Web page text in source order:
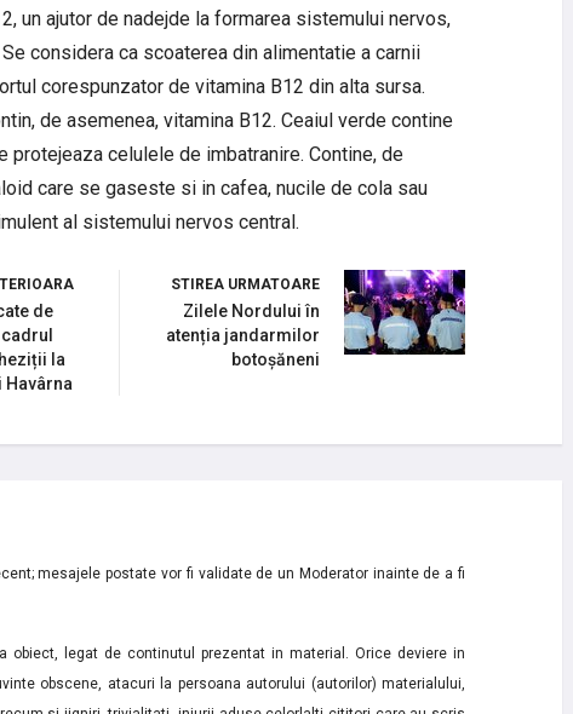
un ajutor de nadejde la formarea sistemului nervos,
considera ca scoaterea din alimentatie a carnii
corespunzator de vitamina B12 din alta sursa.
de asemenea, vitamina B12. Ceaiul verde contine
protejeaza celulele de imbatranire. Contine, de
care se gaseste si in cafea, nucile de cola sau
al sistemului nervos central.
de
la
Havârna
STIREA URMATOARE
Zilele Nordului în
atenția jandarmilor
botoșăneni
mesajele postate vor fi validate de un Moderator inainte de a fi
obiect, legat de continutul prezentat in material. Orice deviere in
obscene, atacuri la persoana autorului (autorilor) materialului,